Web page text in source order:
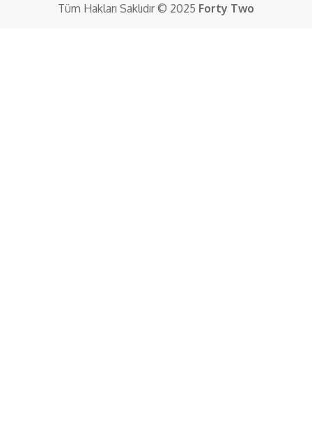
Tüm Hakları Saklıdır © 2025 Forty Two